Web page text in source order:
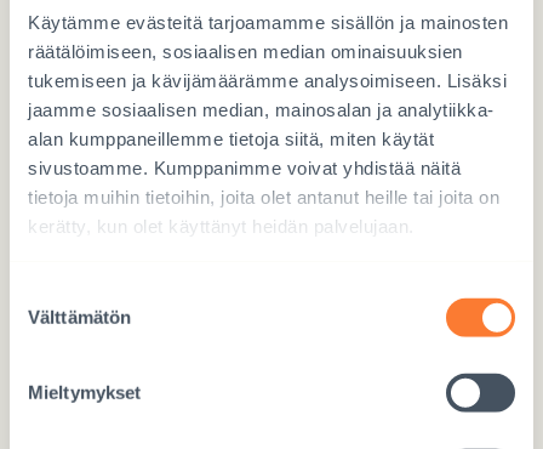
Käytämme evästeitä tarjoamamme sisällön ja mainosten
räätälöimiseen, sosiaalisen median ominaisuuksien
tukemiseen ja kävijämäärämme analysoimiseen. Lisäksi
jaamme sosiaalisen median, mainosalan ja analytiikka-
alan kumppaneillemme tietoja siitä, miten käytät
sivustoamme. Kumppanimme voivat yhdistää näitä
tietoja muihin tietoihin, joita olet antanut heille tai joita on
kerätty, kun olet käyttänyt heidän palvelujaan.
valinta
Välttämätön
Mieltymykset
Käytä numeroa 97717
Lahjoita verkossa
LAHJOITA TÄSTÄ